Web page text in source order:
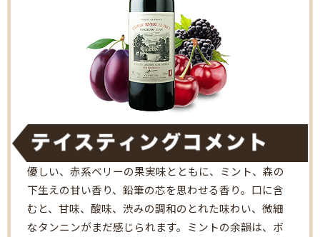
優しい、赤系ベリーの果実味とともに、ミント、森の
下生えの甘い香り、鉛筆の芯を思わせる香り。口に含
むと、甘味、酸味、渋みの調和のとれた味わい、微細
なタンニンがまだ感じられます。ミントの余韻は、ボ